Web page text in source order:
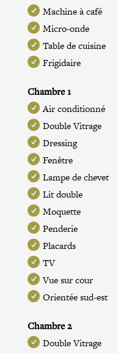
Machine à café
Micro-onde
Table de cuisine
Frigidaire
Chambre 1
Air conditionné
Double Vitrage
Dressing
Fenêtre
Lampe de chevet
Lit double
Moquette
Penderie
Placards
TV
Vue sur cour
Orientée sud-est
Chambre 2
Double Vitrage